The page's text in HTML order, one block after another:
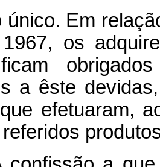
único. Em
os
a êste
efetuaram,